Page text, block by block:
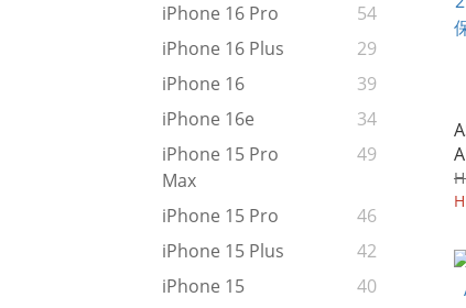
iPhone 16 Pro
54
iPhone 16 Plus
29
iPhone 16
39
iPhone 16e
34
iPhone 15 Pro
Max
49
iPhone 15 Pro
46
iPhone 15 Plus
42
iPhone 15
40